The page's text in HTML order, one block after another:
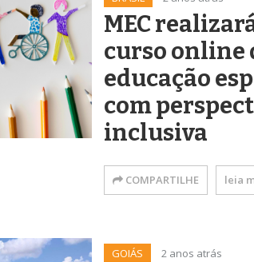
MEC
curso online
educação
com
inclusiva
COMPARTILHE leia
GOIÁS 2 anos atrás